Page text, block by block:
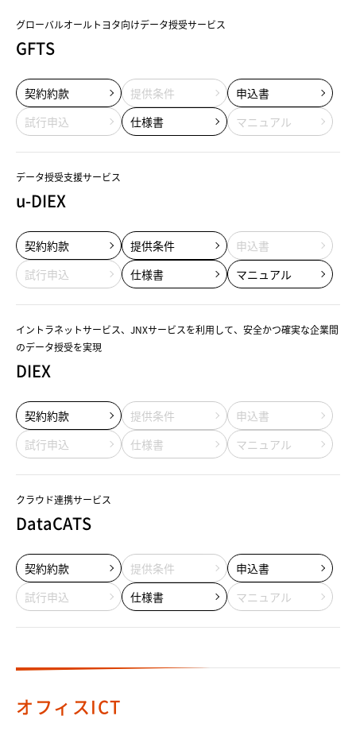
グローバルオールトヨタ向けデータ授受サービス
GFTS
契約約款 提供条件
申込書
試行申込
仕様書 マニュアル
データ授受支援サービス
u-DIEX
契約約款 提供条件
申込書
試行申込
仕様書 マニュアル
イントラネットサービス、JNXサービスを利用して、安全かつ確実な企業間
のデータ授受を実現
DIEX
契約約款 提供条件
申込書
試行申込
仕様書 マニュアル
クラウド連携サービス
DataCATS
契約約款 提供条件
申込書
試行申込
仕様書 マニュアル
オフィスICT